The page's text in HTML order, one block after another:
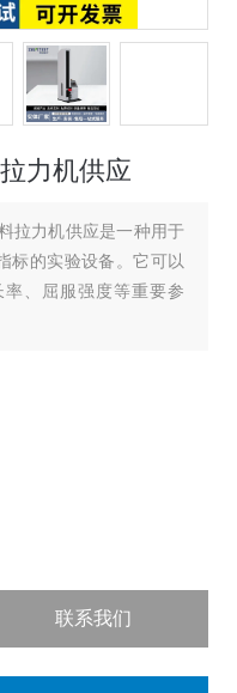
力机供应
拉力机供应是一种用于
标的实验设备。它可以
、屈服强度等重要参
联系我们